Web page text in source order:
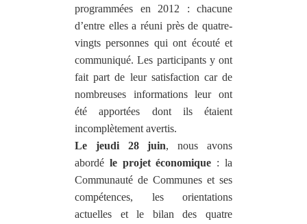
programmées en 2012 : chacune
d’entre elles a réuni près de quatre-
vingts personnes qui ont écouté et
communiqué. Les participants y ont
fait part de leur satisfaction car de
nombreuses informations leur ont
été apportées dont ils étaient
incomplètement avertis.
Le jeudi 28 juin, nous avons
abordé le projet économique : la
Communauté de Communes et ses
compétences, les orientations
actuelles et le bilan des quatre